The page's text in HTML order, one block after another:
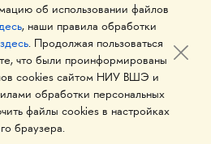
исследовательский
школа экономики»
об использовании файлов
, наши правила обработки
здесь. Продолжая пользоваться
что были проинформированы
cookies сайтом НИУ ВШЭ и
обработки персональных
файлы cookies в настройках
браузера.